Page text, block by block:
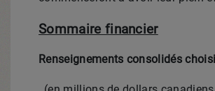
Sommaire financier
Renseignements consolidés